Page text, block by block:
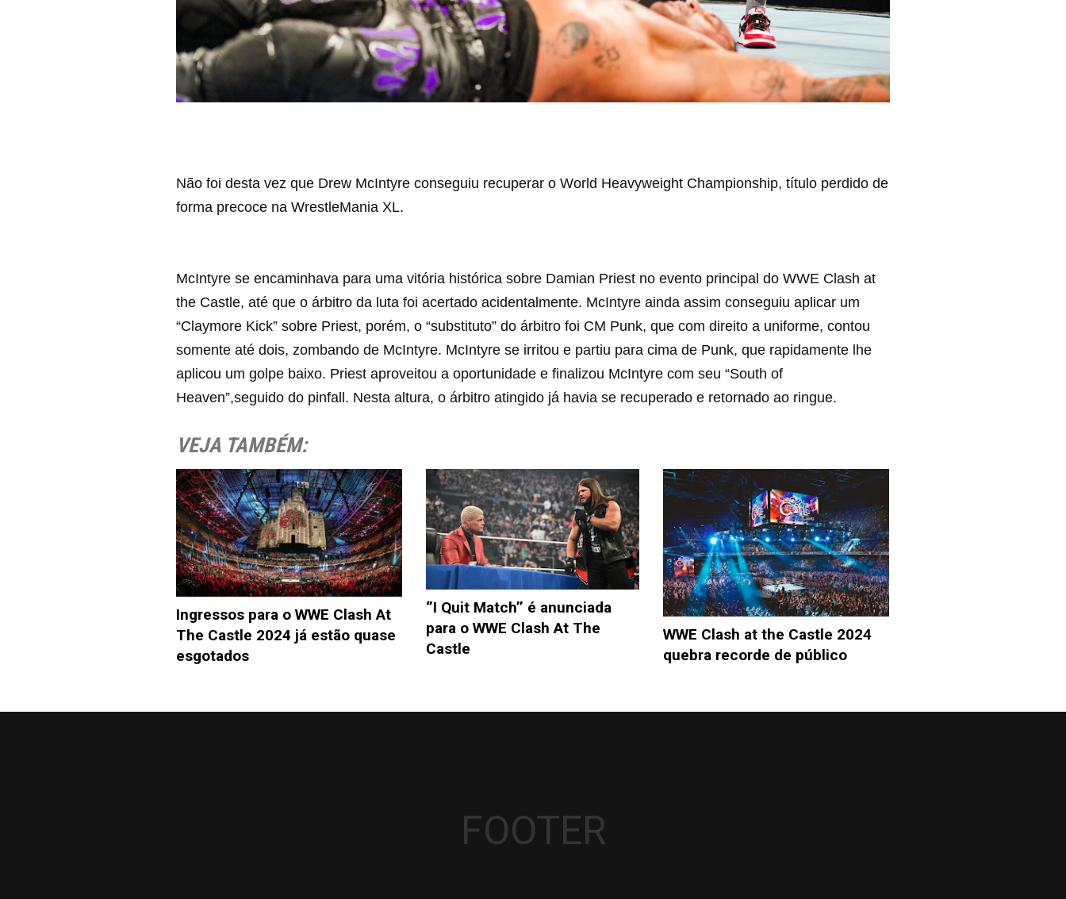
Não foi desta vez que Drew McIntyre conseguiu recuperar o World Heavyweight Championship, título perdido de
forma precoce na WrestleMania XL.
McIntyre se encaminhava para uma vitória histórica sobre Damian Priest no evento principal do WWE Clash at
the Castle, até que o árbitro da luta foi acertado acidentalmente. McIntyre ainda assim conseguiu aplicar um
“Claymore Kick” sobre Priest, porém, o “substituto” do árbitro foi CM Punk, que com direito a uniforme, contou
somente até dois, zombando de McIntyre. McIntyre se irritou e partiu para cima de Punk, que rapidamente lhe
aplicou um golpe baixo. Priest aproveitou a oportunidade e finalizou McIntyre com seu “South of
Heaven”,seguido do pinfall. Nesta altura, o árbitro atingido já havia se recuperado e retornado ao ringue.
VEJA TAMBÉM:
Ingressos para o WWE Clash At
The Castle 2024 já estão quase
esgotados
‘’I Quit Match’’ é anunciada
para o WWE Clash At The
Castle
WWE Clash at the Castle 2024
quebra recorde de público
FOOTER